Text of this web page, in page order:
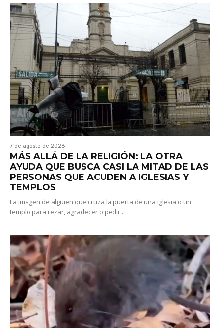
7 de agosto de 2026
MÁS ALLÁ DE LA RELIGIÓN: LA OTRA
AYUDA QUE BUSCA CASI LA MITAD DE LAS
PERSONAS QUE ACUDEN A IGLESIAS Y
TEMPLOS
La imagen de alguien que cruza la puerta de una iglesia o un
templo para rezar, agradecer o pedir...